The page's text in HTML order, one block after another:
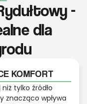
-
dla
KOMFORT
tylko źródło
znacząco wpływa